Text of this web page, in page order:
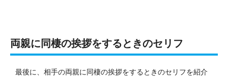
両親に同棲の挨拶をするときのセリフ
最後に、相手の両親に同棲の挨拶をするときのセリフを紹介